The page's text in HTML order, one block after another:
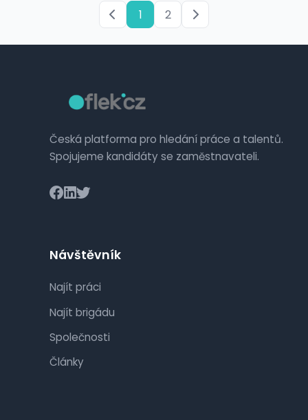
1 2
Česká platforma pro hledání práce a talentů.
Spojujeme kandidáty se zaměstnavateli.
Návštěvník
Najít práci
Najít brigádu
Společnosti
Články